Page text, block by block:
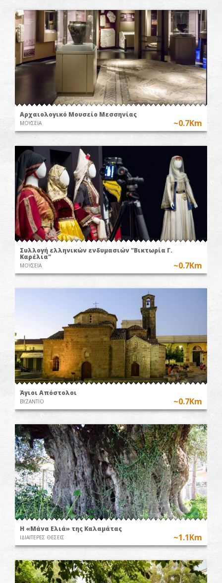
Αρχαιολογικό Μουσείο Μεσσηνίας
ΜΟΥΣΕΙΑ ~0.7Km
Συλλογή ελληνικών ενδυμασιών "Βικτωρία Γ.
Καρέλια"
ΜΟΥΣΕΙΑ ~0.7Km
Άγιοι Απόστολοι
ΒΥΖΑΝΤΙΟ ~0.7Km
Η «Μάνα Ελιά» της Καλαμάτας
ΙΔΙΑΙΤΕΡΕΣ ΘΕΣΕΙΣ ~1.1Km